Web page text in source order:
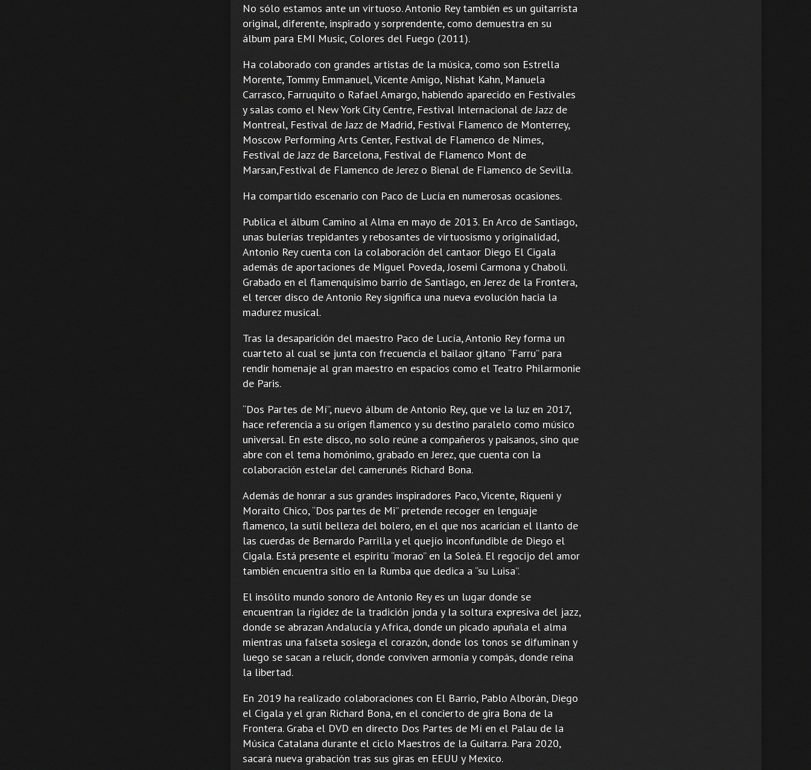
No sólo estamos ante un virtuoso. Antonio Rey también es un guitarrista
original, diferente, inspirado y sorprendente, como demuestra en su
álbum para EMI Music, Colores del Fuego (2011).
Ha colaborado con grandes artistas de la música, como son Estrella
Morente, Tommy Emmanuel, Vicente Amigo, Nishat Kahn, Manuela
Carrasco, Farruquito o Rafael Amargo, habiendo aparecido en Festivales
y salas como el New York City Centre, Festival Internacional de Jazz de
Montreal, Festival de Jazz de Madrid, Festival Flamenco de Monterrey,
Moscow Performing Arts Center, Festival de Flamenco de Nimes,
Festival de Jazz de Barcelona, Festival de Flamenco Mont de
Marsan,Festival de Flamenco de Jerez o Bienal de Flamenco de Sevilla.
Ha compartido escenario con Paco de Lucía en numerosas ocasiones.
Publica el álbum Camino al Alma en mayo de 2013. En Arco de Santiago,
unas bulerías trepidantes y rebosantes de virtuosismo y originalidad,
Antonio Rey cuenta con la colaboración del cantaor Diego El Cigala
además de aportaciones de Miguel Poveda, Josemi Carmona y Chaboli.
Grabado en el flamenquísimo barrio de Santiago, en Jerez de la Frontera,
el tercer disco de Antonio Rey significa una nueva evolución hacia la
madurez musical.
Tras la desaparición del maestro Paco de Lucía, Antonio Rey forma un
cuarteto al cual se junta con frecuencia el bailaor gitano “Farru” para
rendir homenaje al gran maestro en espacios como el Teatro Philarmonie
de Paris.
“Dos Partes de Mí”, nuevo álbum de Antonio Rey, que ve la luz en 2017,
hace referencia a su origen flamenco y su destino paralelo como músico
universal. En este disco, no solo reúne a compañeros y paisanos, sino que
abre con el tema homónimo, grabado en Jerez, que cuenta con la
colaboración estelar del camerunés Richard Bona.
Además de honrar a sus grandes inspiradores Paco, Vicente, Riqueni y
Moraíto Chico, “Dos partes de Mi” pretende recoger en lenguaje
flamenco, la sutil belleza del bolero, en el que nos acarician el llanto de
las cuerdas de Bernardo Parrilla y el quejío inconfundible de Diego el
Cigala. Está presente el espíritu “morao” en la Soleá. El regocijo del amor
también encuentra sitio en la Rumba que dedica a “su Luisa”.
El insólito mundo sonoro de Antonio Rey es un lugar donde se
encuentran la rigidez de la tradición jonda y la soltura expresiva del jazz,
donde se abrazan Andalucía y Africa, donde un picado apuñala el alma
mientras una falseta sosiega el corazón, donde los tonos se difuminan y
luego se sacan a relucir, donde conviven armonía y compás, donde reina
la libertad.
En 2019 ha realizado colaboraciones con El Barrio, Pablo Alborán, Diego
el Cigala y el gran Richard Bona, en el concierto de gira Bona de la
Frontera. Graba el DVD en directo Dos Partes de Mí en el Palau de la
Música Catalana durante el ciclo Maestros de la Guitarra. Para 2020,
sacará nueva grabación tras sus giras en EEUU y Mexico.